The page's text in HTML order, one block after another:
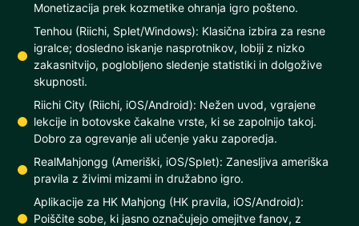
Monetizacija prek kozmetike ohranja igro pošteno.
Tenhou (Riichi, Splet/Windows): Klasična izbira za resne
igralce; dosledno iskanje nasprotnikov, lobiji z nizko
zakasnitvijo, poglobljeno sledenje statistiki in dolgožive
skupnosti.
Riichi City (Riichi, iOS/Android): Nežen uvod, vgrajene
lekcije in botovske čakalne vrste, ki se zapolnijo takoj.
Dobro za ogrevanje ali učenje yaku zaporedja.
RealMahjongg (Ameriški, iOS/Splet): Zanesljiva ameriška
pravila z živimi mizami in družabno igro.
Aplikacije za HK Mahjong (HK pravila, iOS/Android):
Poiščite sobe, ki jasno označujejo omejitve fanov, z